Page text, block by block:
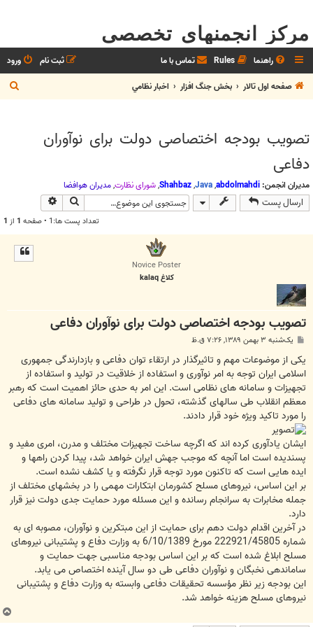
مرکز انجمنهای تخصصی
راهنما Rules تماس با ما ورود
ثبت نام
صفحه اول تالار
بخش جنگ افزار اخبار نظامي
س
تصویب بودجه اختصاصی دولت برای نوآوران
دفاعی
مدیران انجمن: abdolmahdi
,
Java
,
Shahbaz
,شوراي نظارت,مديران هوافضا
ارسال پست جستجو
تعداد پست ها:1 • صفحه 1 از 1
Novice Poster
کلاغ kalaq
تصویب بودجه اختصاصی دولت برای نوآوران دفاعی
ت
یک‌شنبه ۳ بهمن ۱۳۸۹, ۷:۲۶ ق.ظ
یکی از موضوعات مهم و تاثیرگذار در ارتقاء توان دفاعی و بازدارندگی جمهوری
اسلامی ایران توجه به امر نوآوری و استفاده از خلاقیت در تولید و استفاده از
تجهیزات و سامانه های نظامی است. این امر به حدی حائز اهمیت است که رهبر
معظم انقلاب طی سالهای گذشته، تحول در طراحی و تولید سامانه های دفاعی
را مورد تاکید ویژه خود قرار دادند.
ایشان یادآوری کرده اند که اگرچه ساخت تجهیزات مختلف و مدرن، امری مفید و
پسندیده است اما آنچه که موجب جهش ایران خواهد شد، پیدا کردن راهها و
ایده هایی است که تاکنون مورد توجه قرار نگرفته و یا کشف نشده است.
بر این اساس، نیروهای مسلح کشورمان ابتکارات مهمی را در بخشهای مختلف از
جمله مخابرات به سرانجام رسانده و این مسئله مورد حمایت جدی دولت نیز قرار
دارد.
در آخرین اقدام دولت دهم برای حمایت از این مبتکرین و نوآوران، مصوبه ای به
شماره 222921/45805 مورخ 6/10/1389 به وزارت دفاع و پشتیبانی نیروهای
مسلح ابلاغ شده است که بر این اساس بودجه مناسبی جهت حمایت و
ساماندهی نخبگان و نوآوران دفاعی طی دو سال آینده اختصاص می یابد.
این بودجه زیر نظر مؤسسه تحقیقات دفاعی وابسته به وزارت دفاع و پشتیبانی
نیروهای مسلح هزینه خواهد شد.